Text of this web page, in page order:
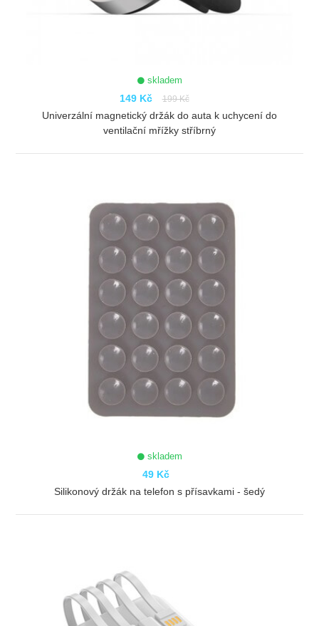
skladem
149 Kč 199 Kč
Univerzální magnetický držák do auta k uchycení do
ventilační mřížky stříbrný
skladem
49 Kč
Silikonový držák na telefon s přísavkami - šedý